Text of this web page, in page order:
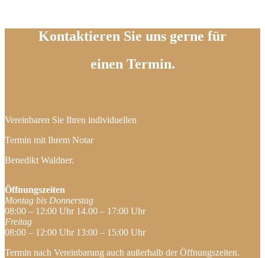
Kontaktieren Sie uns gerne für
einen Termin.
Vereinbaren Sie Ihren individuellen
Termin mit Ihrem Notar
Benedikt Waldner.
Öffnungszeiten
Montag bis Donnerstag
08:00 – 12:00 Uhr 14.00 – 17:00 Uhr
Freitag
08:00 – 12:00 Uhr 13:00 – 15:00 Uhr
Termin nach Vereinbarung auch außerhalb der Öffnungszeiten.